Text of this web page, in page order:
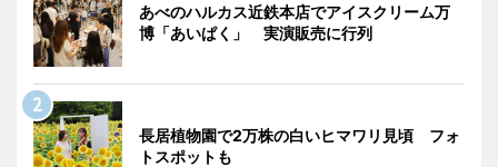
あべのハルカス近鉄本店でアイスクリーム万
博「あいぱく」 実演販売に行列
長居植物園で2万株の白いヒマワリ見頃 フォ
トスポットも